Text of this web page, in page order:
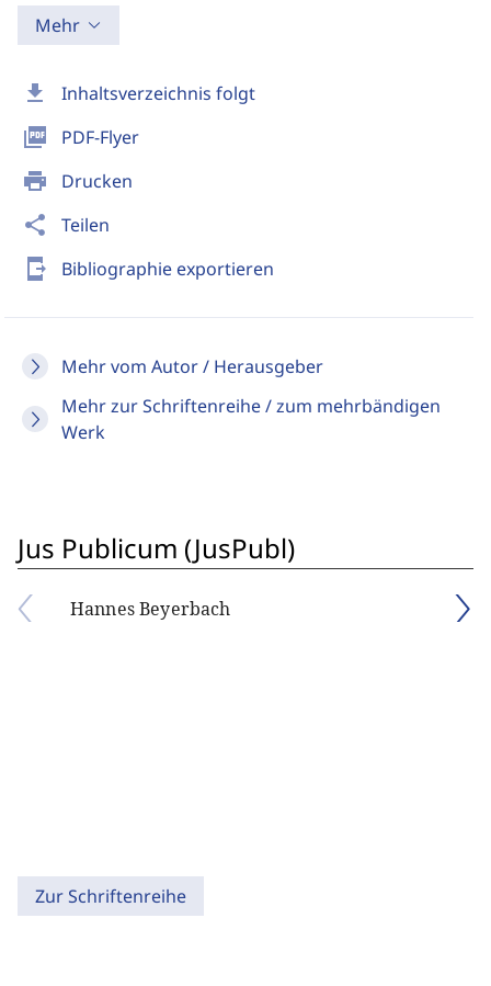
download Inhaltsverzeichnis folgt
picture_as_pdf PDF-Flyer
print Drucken
share Teilen
send_to_mobile Bibliographie exportieren
Mehr vom Autor / Herausgeber
Mehr zur Schriftenreihe / zum mehrbändigen
Werk
Mehr
Jus Publicum (JusPubl)
Hannes Beyerbach
Zur Schriftenreihe